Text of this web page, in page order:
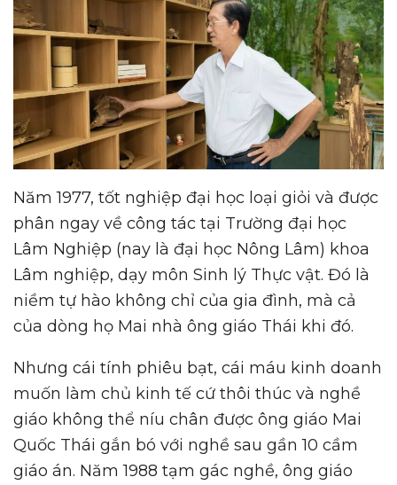
Năm 1977, tốt nghiệp đại học loại giỏi và được
phân ngay về công tác tại Trường đại học
Lâm Nghiệp (nay là đại học Nông Lâm) khoa
Lâm nghiệp, dạy môn Sinh lý Thực vật. Đó là
niềm tự hào không chỉ của gia đình, mà cả
của dòng họ Mai nhà ông giáo Thái khi đó.
Nhưng cái tính phiêu bạt, cái máu kinh doanh
muốn làm chủ kinh tế cứ thôi thúc và nghề
giáo không thể níu chân được ông giáo Mai
Quốc Thái gắn bó với nghề sau gần 10 cầm
giáo án. Năm 1988 tạm gác nghề, ông giáo